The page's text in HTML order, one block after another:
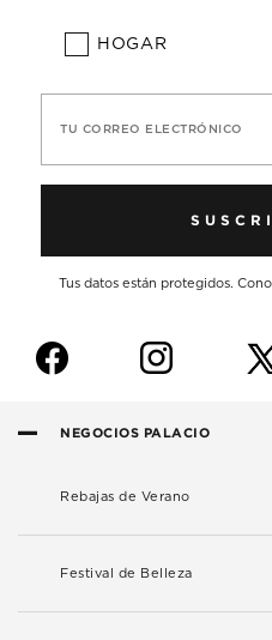
HOGAR
TU CORREO ELECTRÓNICO
Tus datos están protegidos.
f i
NEGOCIOS PALACIO
Rebajas de Verano
Festival de Belleza